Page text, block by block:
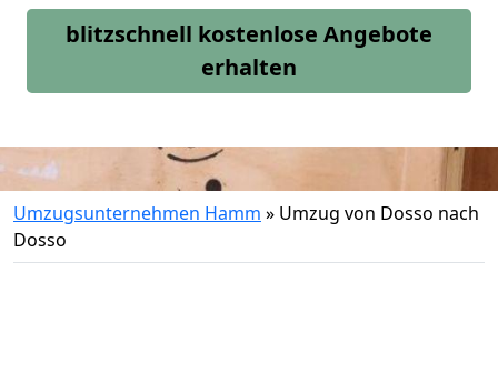
blitzschnell kostenlose Angebote
erhalten
Umzugsunternehmen Hamm » Umzug von Dosso nach
Dosso